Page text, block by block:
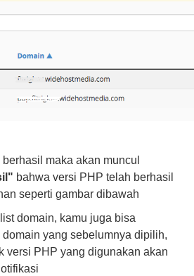
maka akan muncul
bahwa versi PHP telah berhasil
seperti gambar dibawah
domain, kamu juga bisa
domain yang sebelumnya dipilih,
versi PHP yang digunakan akan